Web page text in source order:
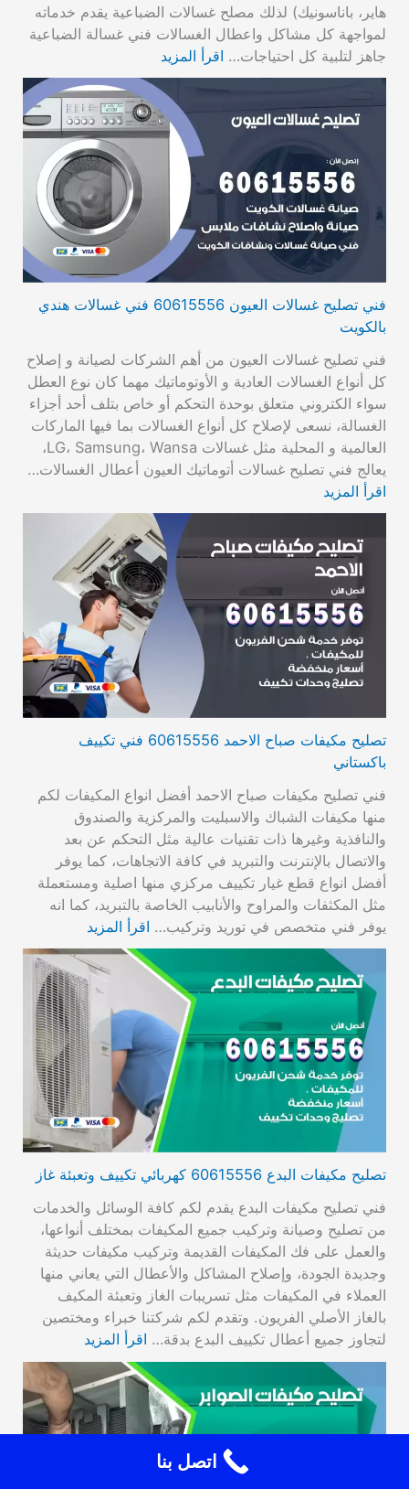
هاير، باناسونيك) لذلك مصلح غسالات الضباعية يقدم خدماته
لمواجهة كل مشاكل واعطال الغسالات فني غسالة الضباعية
جاهز لتلبية كل احتياجات… اقرأ المزيد
فني تصليح غسالات العيون 60615556 فني غسالات هندي
بالكويت
فني تصليح غسالات العيون من أهم الشركات لصيانة و إصلاح
كل أنواع الغسالات العادية و الأوتوماتيك مهما كان نوع العطل
سواء الكتروني متعلق بوحدة التحكم أو خاص بتلف أحد أجزاء
الغسالة، نسعى لإصلاح كل أنواع الغسالات بما فيها الماركات
العالمية و المحلية مثل غسالات LG، Samsung، Wansa،
يعالج فني تصليح غسالات أتوماتيك العيون أعطال الغسالات…
اقرأ المزيد
تصليح مكيفات صباح الاحمد 60615556 فني تكييف
باكستاني
فني تصليح مكيفات صباح الاحمد أفضل انواع المكيفات لكم
منها مكيفات الشباك والاسبليت والمركزية والصندوق
والنافذية وغيرها ذات تقنيات عالية مثل التحكم عن بعد
والاتصال بالإنترنت والتبريد في كافة الاتجاهات، كما يوفر
أفضل انواع قطع غيار تكييف مركزي منها اصلية ومستعملة
مثل المكثفات والمراوح والأنابيب الخاصة بالتبريد، كما انه
يوفر فني متخصص في توريد وتركيب… اقرأ المزيد
تصليح مكيفات البدع 60615556 كهربائي تكييف وتعبئة غاز
فني تصليح مكيفات البدع يقدم لكم كافة الوسائل والخدمات
من تصليح وصيانة وتركيب جميع المكيفات بمختلف أنواعها،
والعمل على فك المكيفات القديمة وتركيب مكيفات حديثة
وجديدة الجودة، وإصلاح المشاكل والأعطال التي يعاني منها
العملاء في المكيفات مثل تسريبات الغاز وتعبئة المكيف
بالغاز الأصلي الفريون. وتقدم لكم شركتنا خبراء ومختصين
لتجاوز جميع أعطال تكييف البدع بدقة… اقرأ المزيد
اتصل بنا